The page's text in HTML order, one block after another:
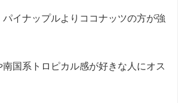
イナップルよりココナッツの方が強
国系トロピカル感が好きな人にオス